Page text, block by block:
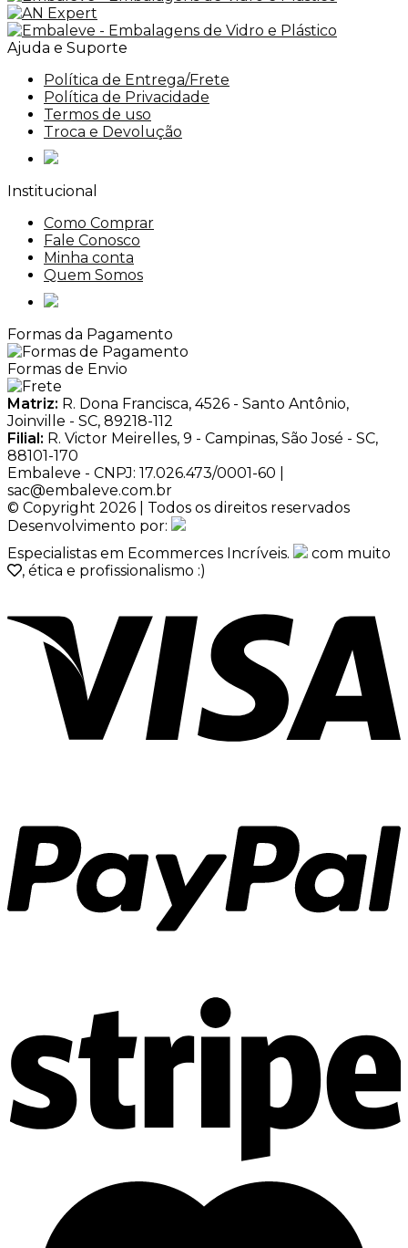
Ajuda e Suporte
Política de Entrega/Frete
Política de Privacidade
Termos de uso
Troca e Devolução
Institucional
Como Comprar
Fale Conosco
Minha conta
Quem Somos
Formas da Pagamento
Formas de Envio
Matriz: R. Dona Francisca, 4526 - Santo Antônio,
Joinville - SC, 89218-112
Filial: R. Victor Meirelles, 9 - Campinas, São José - SC,
88101-170
Embaleve - CNPJ: 17.026.473/0001-60 |
sac@embaleve.com.br
© Copyright 2026 | Todos os direitos reservados
Desenvolvimento por:
Especialistas em Ecommerces Incríveis.
com muito
, ética e profissionalismo :)